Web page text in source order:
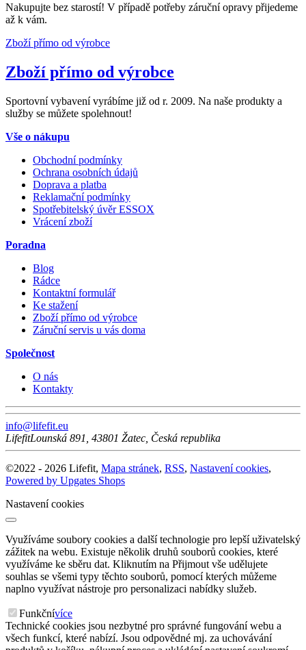
Nakupujte bez starostí! V případě potřeby záruční opravy přijedeme
až k vám.
Zboží přímo od výrobce
Zboží přímo od výrobce
Sportovní vybavení vyrábíme již od r. 2009. Na naše produkty a
služby se můžete spolehnout!
Vše o nákupu
Obchodní podmínky
Ochrana osobních údajů
Doprava a platba
Reklamační podmínky
Spotřebitelský úvěr ESSOX
Vrácení zboží
Poradna
Blog
Rádce
Kontaktní formulář
Ke stažení
Zboží přímo od výrobce
Záruční servis u vás doma
Společnost
O nás
Kontakty
info@lifefit.eu
LifefitLounská 891 43801 Žatec Česká republika
©2022 - 2026 Lifefit, Mapa stránek, RSS, Nastavení cookies,
Powered by Upgates Shops
Nastavení cookies
Využíváme soubory cookies a další technologie pro lepší uživatelský
zážitek na webu. Existuje několik druhů souborů cookies, které
využíváme ke sběru dat. Kliknutím na Přijmout vše udělujete
souhlas se všemi typy těchto souborů, pomocí kterých můžeme
naplno využívat nástroje pro personalizaci nabídky služeb.
Funkčnívíce
Technické cookies jsou nezbytné pro správné fungování webu a
všech funkcí, které nabízí. Jsou odpovědné mj. za uchovávání